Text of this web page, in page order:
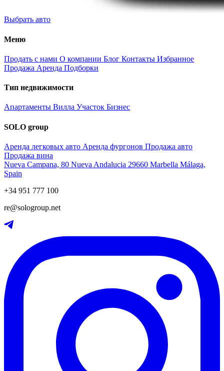
Выбрать авто
Меню
Продать с нами О компании Блог Контакты Избранное
Продажа Аренда Подборки
Тип недвижимости
Апартаменты Вилла Участок Бизнес
SOLO group
Аренда легковых авто Аренда фургонов Продажа авто
Продажа вина
Nueva Campana, 80 Nueva Andalucia 29660 Marbella Málaga,
Spain
+34 951 777 100
re@sologroup.net